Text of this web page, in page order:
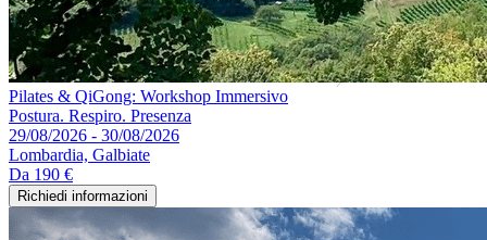
Pilates & QiGong: Workshop Immersivo
Postura. Respiro. Presenza
29/08/2026 - 30/08/2026
Lombardia, Galbiate
Da 190 €
Richiedi informazioni